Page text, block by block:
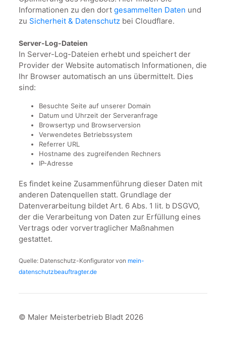
Informationen zu den dortgesammelten Daten und
zu Sicherheit & Datenschutz bei Cloudflare.
Server-Log-Dateien
In Server-Log-Dateien erhebt und speichert der
Provider der Website automatisch Informationen, die
Ihr Browser automatisch an uns übermittelt. Dies
sind:
Besuchte Seite auf unserer Domain
Datum und Uhrzeit der Serveranfrage
Browsertyp und Browserversion
Verwendetes Betriebssystem
Referrer URL
Hostname des zugreifenden Rechners
IP-Adresse
Es findet keine Zusammenführung dieser Daten mit
anderen Datenquellen statt. Grundlage der
Datenverarbeitung bildet Art. 6 Abs. 1 lit. b DSGVO,
der die Verarbeitung von Daten zur Erfüllung eines
Vertrags oder vorvertraglicher Maßnahmen
gestattet.
Quelle: Datenschutz-Konfigurator von mein-
datenschutzbeauftragter.de
© Maler Meisterbetrieb Bladt 2026